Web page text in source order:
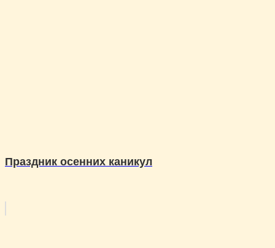
Праздник осенних каникул